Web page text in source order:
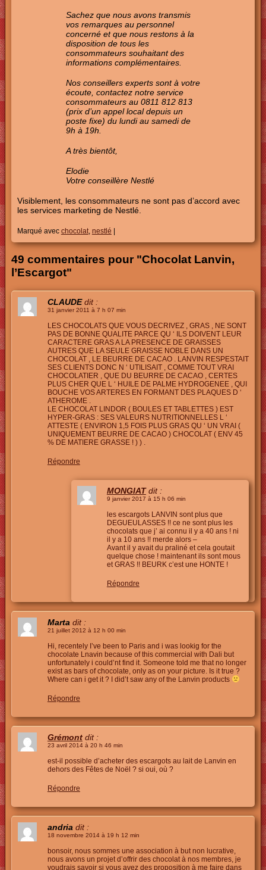
Sachez que nous avons transmis
vos remarques au personnel
concerné et que nous restons à la
disposition de tous les
consommateurs souhaitant des
informations complémentaires.
Nos conseillers experts sont à votre
écoute, contactez notre service
consommateurs au 0811 812 813
(prix d’un appel local depuis un
poste fixe) du lundi au samedi de
9h à 19h.
A très bientôt,
Elodie
Votre conseillère Nestlé
Visiblement, les consommateurs ne sont pas d’accord avec
les services marketing de Nestlé.
Marqué avec chocolat, nestlé |
49 commentaires pour "Chocolat Lanvin,
l’Escargot"
CLAUDE dit :
31 janvier 2011 à 7 h 07 min
LES CHOCOLATS QUE VOUS DECRIVEZ , GRAS , NE SONT
PAS DE BONNE QUALITE PARCE QU ‘ ILS DOIVENT LEUR
CARACTERE GRAS A LA PRESENCE DE GRAISSES
AUTRES QUE LA SEULE GRAISSE NOBLE DANS UN
CHOCOLAT , LE BEURRE DE CACAO . LANVIN RESPESTAIT
SES CLIENTS DONC N ‘ UTILISAIT , COMME TOUT VRAI
CHOCOLATIER , QUE DU BEURRE DE CACAO , CERTES
PLUS CHER QUE L ‘ HUILE DE PALME HYDROGENEE , QUI
BOUCHE VOS ARTERES EN FORMANT DES PLAQUES D ‘
ATHEROME .
LE CHOCOLAT LINDOR ( BOULES ET TABLETTES ) EST
HYPER-GRAS : SES VALEURS NUTRITIONNELLES L ‘
ATTESTE ( ENVIRON 1,5 FOIS PLUS GRAS QU ‘ UN VRAI (
UNIQUEMENT BEURRE DE CACAO ) CHOCOLAT ( ENV 45
% DE MATIERE GRASSE ! ) ) .
Répondre
MONGIAT dit :
9 janvier 2017 à 15 h 06 min
les escargots LANVIN sont plus que
DEGUEULASSES !! ce ne sont plus les
chocolats que j’ ai connu il y a 40 ans ! ni
il y a 10 ans !! merde alors –
Avant il y avait du praliné et cela goutait
quelque chose ! maintenant ils sont mous
et GRAS !! BEURK c’est une HONTE !
Répondre
Marta dit :
21 juillet 2012 à 12 h 00 min
Hi, recentely I’ve been to Paris and i was lookig for the
chocolate Lnavin because of this commercial with Dali but
unfortunately i could’nt find it. Someone told me that no longer
exist as bars of chocolate, only as on your picture. Is it true ?
Where can i get it ? I did’t saw any of the Lanvin products
Répondre
Grémont dit :
23 avril 2014 à 20 h 46 min
est-il possible d’acheter des escargots au lait de Lanvin en
dehors des Fêtes de Noël ? si oui, où ?
Répondre
andria dit :
18 novembre 2014 à 19 h 12 min
bonsoir, nous sommes une association à but non lucrative,
nous avons un projet d’offrir des chocolat à nos membres, je
voudrais savoir si vous avez des proposition à me faire dans